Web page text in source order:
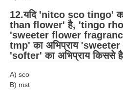
12.यदि 'nitco sco tingo'
than flower' है, 'tingo rho
'sweeter flower
tmp' का अभिप्राय
'softer' का अभिप्राय किससे
A) sco
B) mst